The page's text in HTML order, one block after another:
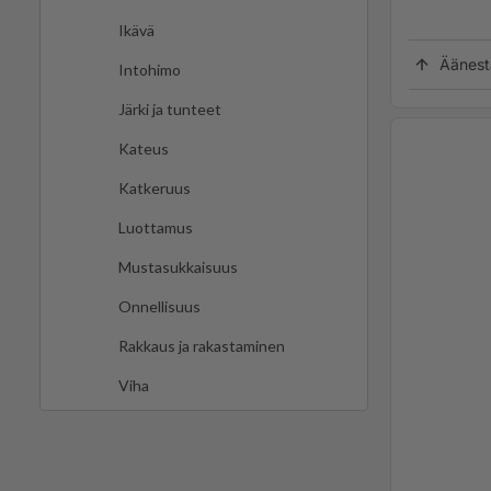
Ikävä
Intohimo
Järki ja tunteet
Kateus
Katkeruus
Luottamus
Mustasukkaisuus
Onnellisuus
Rakkaus ja rakastaminen
Viha